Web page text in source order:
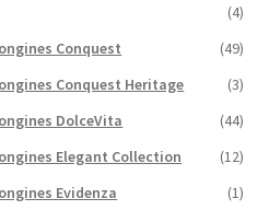
(4)
Conquest
(49)
Conquest Heritage
(3)
DolceVita
(44)
Elegant Collection
(12)
Evidenza
(1)